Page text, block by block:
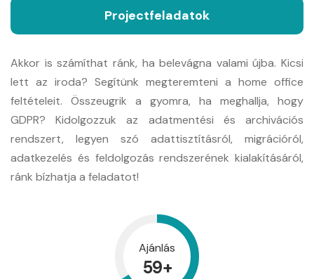
Projectfeladatok
Akkor is számíthat ránk, ha belevágna valami újba. Kicsi
lett az iroda? Segítünk megteremteni a home office
feltételeit. Összeugrik a gyomra, ha meghallja, hogy
GDPR? Kidolgozzuk az adatmentési és archivációs
rendszert, legyen szó adattisztításról, migrációról,
adatkezelés és feldolgozás rendszerének kialakításáról,
ránk bízhatja a feladatot!
70+
Ajánlás